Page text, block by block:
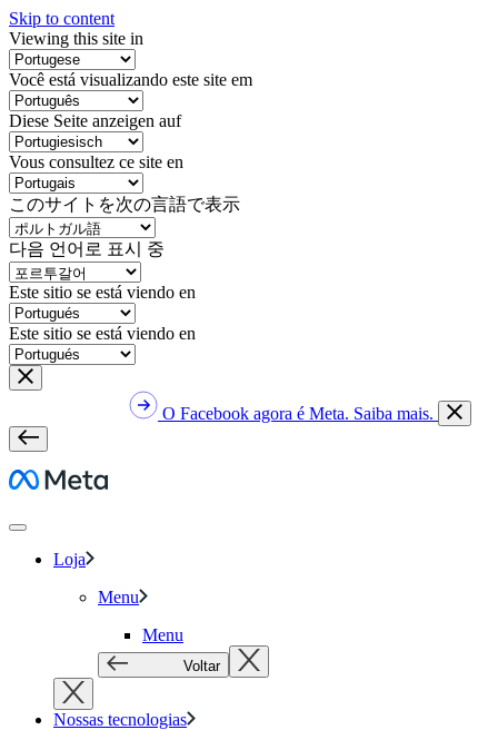
Skip to content
Viewing this site in
Você está visualizando este site em
Diese Seite anzeigen auf
Vous consultez ce site en
このサイトを次の言語で表示
다음 언어로 표시 중
Este sitio se está viendo en
Este sitio se está viendo en
O Facebook agora é Meta. Saiba mais.
Meta
Loja
Menu
Menu
Voltar
Nossas tecnologias